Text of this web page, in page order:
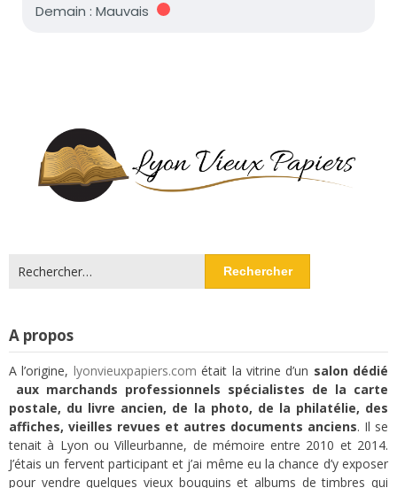
Rechercher :
A propos
A l’origine, lyonvieuxpapiers.com était la vitrine d’un salon dédié
aux marchands professionnels spécialistes de la carte
postale, du livre ancien, de la photo, de la philatélie, des
affiches, vieilles revues et autres documents anciens. Il se
tenait à Lyon ou Villeurbanne, de mémoire entre 2010 et 2014.
J’étais un fervent participant et j’ai même eu la chance d’y exposer
pour vendre quelques vieux bouquins et albums de timbres qui